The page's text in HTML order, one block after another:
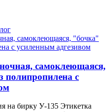
самоклеющаяся,
полипропилена с
на бирку У-135 Этикетка